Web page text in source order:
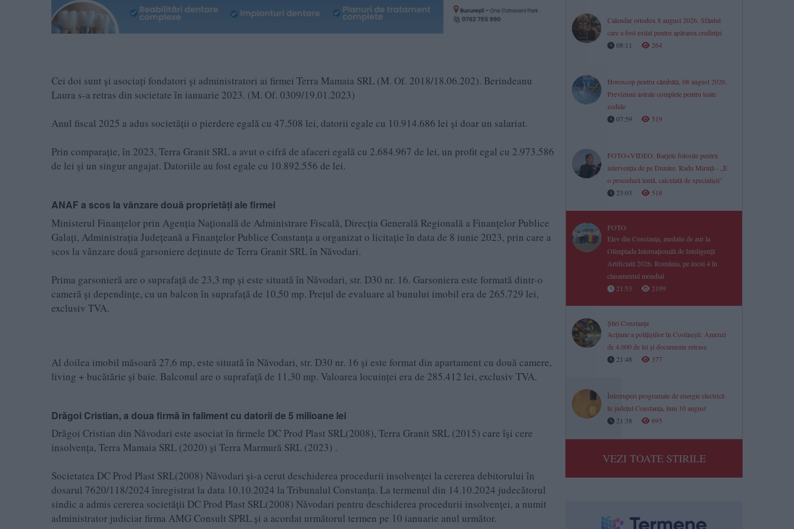
Cei doi sunt și asociați fondatori și administratori ai firmei Terra Mamaia SRL (M. Of. 2018/18.06.202). Berindeanu
Laura s-a retras din societate în ianuarie 2023. (M. Of. 0309/19.01.2023)
Anul fiscal 2025 a adus societății o pierdere egală cu 47.508 lei, datorii egale cu 10.914.686 lei și doar un salariat.
Prin comparație, în 2023, Terra Granit SRL a avut o cifră de afaceri egală cu 2.684.967 de lei, un profit egal cu 2.973.586
de lei și un singur angajat. Datoriile au fost egale cu 10.892.556 de lei.
ANAF a scos la vânzare două proprietăți ale firmei
Ministerul Finanțelor prin Agenția Națională de Administrare Fiscală, Direcția Generală Regională a Finanțelor Publice
Galați, Administrația Județeană a Finanțelor Publice Constanța a organizat o licitație în data de 8 iunie 2023, prin care a
scos la vânzare două garsoniere deținute de Terra Granit SRL în Năvodari.
Prima garsonieră are o suprafață de 23,3 mp și este situată în Năvodari, str. D30 nr. 16. Garsoniera este formată dintr-o
cameră și dependințe, cu un balcon în suprafață de 10,50 mp. Prețul de evaluare al bunului imobil era de 265.729 lei,
exclusiv TVA.
Al doilea imobil măsoară 27,6 mp, este situată în Năvodari, str. D30 nr. 16 și este format din apartament cu două camere,
living + bucătărie și baie. Balconul are o suprafață de 11,30 mp. Valoarea locuinței era de 285.412 lei, exclusiv TVA.
Drăgoi Cristian, a doua firmă în faliment cu datorii de 5 milioane lei
Drăgoi Cristian din Năvodari este asociat în firmele DC Prod Plast SRL(2008), Terra Granit SRL (2015) care își cere
insolvența, Terra Mamaia SRL (2020) și Terra Marmură SRL (2023) .
Societatea DC Prod Plast SRL(2008) Năvodari și-a cerut deschiderea procedurii insolvenței la cererea debitorului în
dosarul 7620/118/2024 înregistrat la data 10.10.2024 la Tribunalul Constanța. La termenul din 14.10.2024 judecătorul
sindic a admis cererea societății DC Prod Plast SRL(2008) Năvodari pentru deschiderea procedurii insolvenței, a numit
administrator judiciar firma AMG Consult SPRL și a acordat următorul termen pe 10 ianuarie anul următor.
Calendar ortodox 8 august 2026. Sfântul
care a fost exilat pentru apărarea credinței
08:11
264
Horoscop pentru sâmbătă, 08 august 2026.
Previziuni astrale complete pentru toate
zodiile
07:59
519
FOTO+VIDEO. Barjele folosite pentru
intervenția de pe Dunăre. Radu Miruță - „E
o procedură lentă, calculată de specialiști”
23:03
518
FOTO
Elev din Constanța, medalie de aur la
Olimpiada Internațională de Inteligență
Artificială 2026. România, pe locul 4 în
clasamentul mondial
21:53
2199
Știri Constanța
Acțiune a polițiștilor în Costinești. Amenzi
de 4.000 de lei și documente retrase
21:48
377
Întreruperi programate de energie electrică
în județul Constanța, luni 10 august
21:38
695
VEZI TOATE STIRILE